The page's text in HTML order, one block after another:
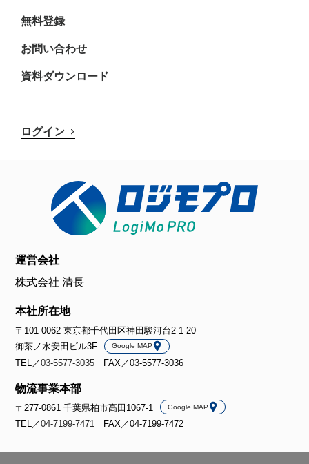
無料登録
お問い合わせ
資料ダウンロード
ログイン
運営会社
株式会社 清長
本社所在地
〒101-0062 東京都千代田区神田駿河台2-1-20
御茶ノ水安田ビル3F
Google MAP
TEL／03-5577-3035 FAX／03-5577-3036
物流事業本部
〒277-0861 千葉県柏市高田1067-1 Google MAP
TEL／04-7199-7471 FAX／04-7199-7472